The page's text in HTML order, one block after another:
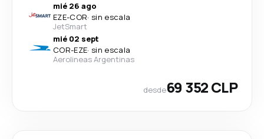
mié 26 ago
EZE-COR· sin escala
JetSmart
mié 02 sept
COR-EZE· sin escala
Aerolineas Argentinas
desde69 352 CLP